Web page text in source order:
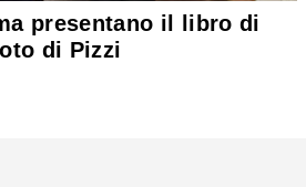
presentano il libro di
di Pizzi